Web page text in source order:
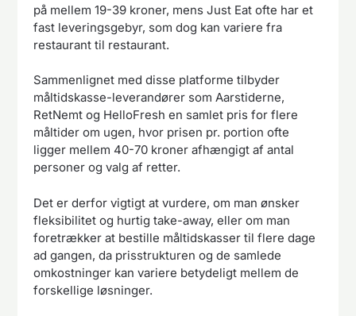
på mellem 19-39 kroner, mens Just Eat ofte har et
fast leveringsgebyr, som dog kan variere fra
restaurant til restaurant.
Sammenlignet med disse platforme tilbyder
måltidskasse-leverandører som Aarstiderne,
RetNemt og HelloFresh en samlet pris for flere
måltider om ugen, hvor prisen pr. portion ofte
ligger mellem 40-70 kroner afhængigt af antal
personer og valg af retter.
Det er derfor vigtigt at vurdere, om man ønsker
fleksibilitet og hurtig take-away, eller om man
foretrækker at bestille måltidskasser til flere dage
ad gangen, da prisstrukturen og de samlede
omkostninger kan variere betydeligt mellem de
forskellige løsninger.